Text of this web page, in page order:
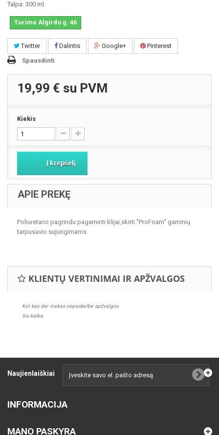
Talpa: 300 ml.
Turime Algirdo g. 46
Twitter Dalintis Google+
Pinterest
Spausdinti
19,99 € su PVM
Kiekis
Į krepšelį
APIE PREKĘ
Poliuretano pagrindu pagaminti klijai,skirti ''ProFoam'' gaminių
tarpusavio sujungimams.
KLIENTŲ VERTINIMAI IR APŽVALGOS
Kol kas dar niekas nepaskelbė apžvalgos
šia kalba
Naujienlaiškiai
INFORMACIJA
MANO PASKYRA